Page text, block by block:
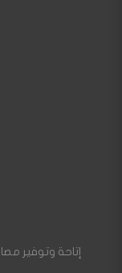
إتاحة وتوفير